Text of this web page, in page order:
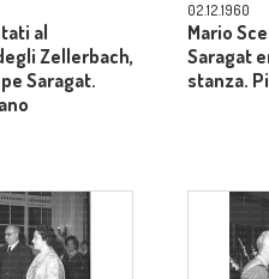
al
Zellerbach,
Saragat.
02.12.1960
Mario
Saragat
stanza.